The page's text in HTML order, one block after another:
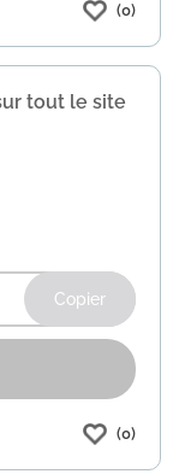
de 14%
lors du
l'offre. Les
En savoir
(0)
tout le site
Copier
15% sur
(0)